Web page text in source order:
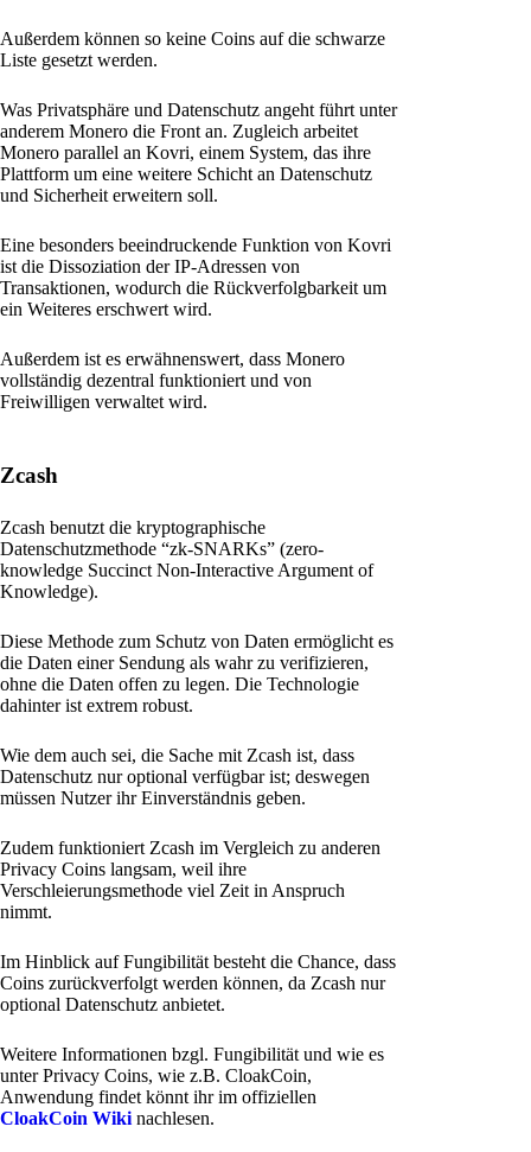
Außerdem können so keine Coins auf die schwarze
Liste gesetzt werden.
Was Privatsphäre und Datenschutz angeht führt unter
anderem Monero die Front an. Zugleich arbeitet
Monero parallel an Kovri, einem System, das ihre
Plattform um eine weitere Schicht an Datenschutz
und Sicherheit erweitern soll.
Eine besonders beeindruckende Funktion von Kovri
ist die Dissoziation der IP-Adressen von
Transaktionen, wodurch die Rückverfolgbarkeit um
ein Weiteres erschwert wird.
Außerdem ist es erwähnenswert, dass Monero
vollständig dezentral funktioniert und von
Freiwilligen verwaltet wird.
Zcash
Zcash benutzt die kryptographische
Datenschutzmethode “zk-SNARKs” (zero-
knowledge Succinct Non-Interactive Argument of
Knowledge).
Diese Methode zum Schutz von Daten ermöglicht es
die Daten einer Sendung als wahr zu verifizieren,
ohne die Daten offen zu legen. Die Technologie
dahinter ist extrem robust.
Wie dem auch sei, die Sache mit Zcash ist, dass
Datenschutz nur optional verfügbar ist; deswegen
müssen Nutzer ihr Einverständnis geben.
Zudem funktioniert Zcash im Vergleich zu anderen
Privacy Coins langsam, weil ihre
Verschleierungsmethode viel Zeit in Anspruch
nimmt.
Im Hinblick auf Fungibilität besteht die Chance, dass
Coins zurückverfolgt werden können, da Zcash nur
optional Datenschutz anbietet.
Weitere Informationen bzgl. Fungibilität und wie es
unter Privacy Coins, wie z.B. CloakCoin,
Anwendung findet könnt ihr im offiziellen
CloakCoin Wiki nachlesen.